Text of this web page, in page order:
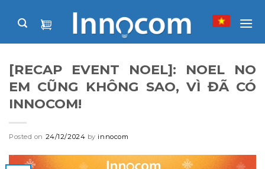
[RECAP EVENT NOEL]: NOEL NO
EM CŨNG KHÔNG SAO, VÌ ĐÃ CÓ
INNOCOM!
Posted on 24/12/2024 by innocom